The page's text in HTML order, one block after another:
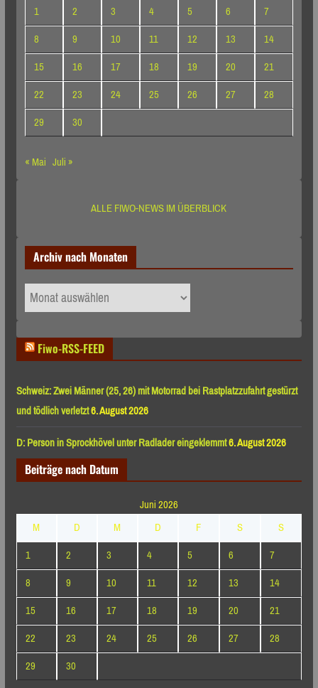
1
2 3 4 5 6
7
8
9 10 11 12 13
14
15
16 17 18 19 20
21
22
23 24 25 26 27
28
29
30
« Mai Juli »
ALLE FIWO-NEWS IM ÜBERBLICK
Archiv nach Monaten
Archiv
nach
Fiwo-RSS-FEED
Schweiz: Zwei Männer (25, 26) mit Motorrad bei Rastplatzzufahrt gestürzt
und tödlich verletzt6. August 2026
D: Person in Sprockhövel unter Radlader eingeklemmt6. August 2026
Beiträge nach Datum
Juni 2026
M
D M D F S
S
1
2 3 4 5 6
7
8
9 10 11 12 13
14
15
16 17 18 19 20
21
22
23 24 25 26 27
28
29
30